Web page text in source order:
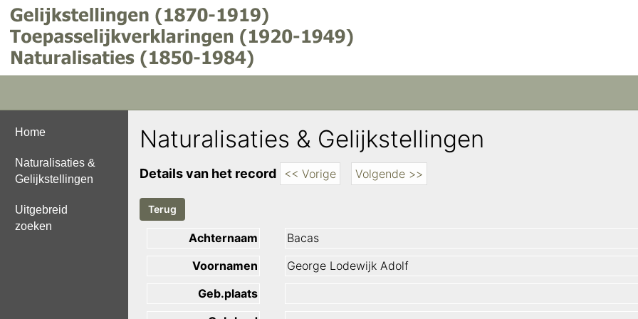
Home
Naturalisaties &
Gelijkstellingen
Uitgebreid
zoeken
Naturalisaties & Gelijkstellingen
Details van het record << Vorige Volgende >>
Achternaam
Bacas
Voornamen
George Lodewijk Adolf
Geb.plaats